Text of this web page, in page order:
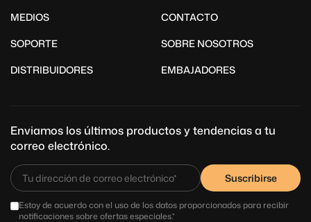
MEDIOS
CONTACTO
SOPORTE
SOBRE NOSOTROS
DISTRIBUIDORES
EMBAJADORES
Enviamos los últimos productos y tendencias a tu
correo electrónico.
Suscribirse
Estoy de acuerdo con el uso de los datos proporcionados para recibir
notificaciones sobre ofertas especiales.*